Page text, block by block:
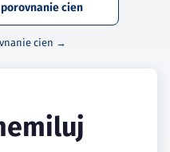
cien
cien →